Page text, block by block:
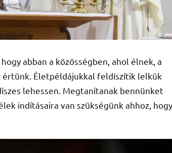
abban a közösségben, ahol élnek, a
értünk. Életpéldájukkal feldíszítik lelkük
lehessen. Megtanítanak bennünket
indításaira van szükségünk ahhoz, hogy